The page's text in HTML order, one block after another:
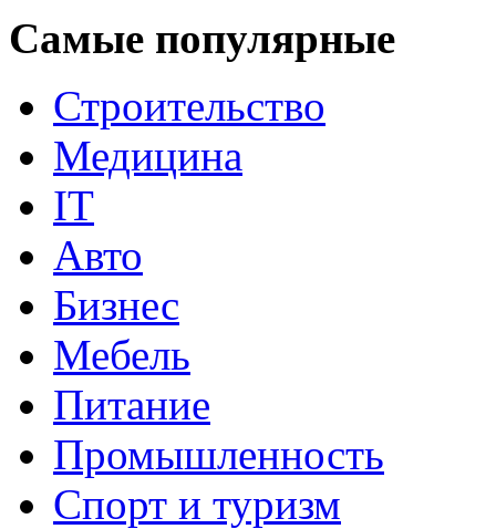
Самые популярные
Строительство
Медицина
IT
Авто
Бизнес
Мебель
Питание
Промышленность
Спорт и туризм